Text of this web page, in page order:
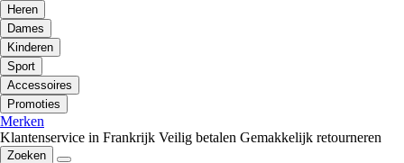
Heren
Dames
Kinderen
Sport
Accessoires
Promoties
Merken
Klantenservice in Frankrijk Veilig betalen Gemakkelijk retourneren
Zoeken